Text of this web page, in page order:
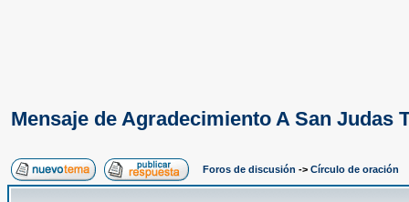
Mensaje de Agradecimiento A San Judas
Foros de discusión -> Círculo de oración